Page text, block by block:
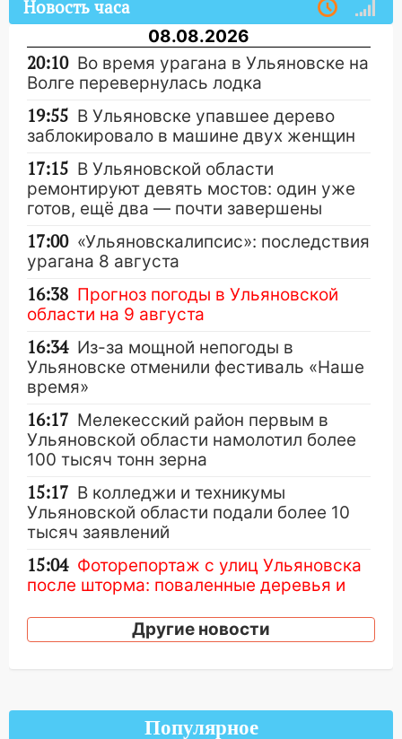
Новость часа
08.08.2026
20:10 Во время урагана в Ульяновске на
Волге перевернулась лодка
19:55 В Ульяновске упавшее дерево
заблокировало в машине двух женщин
17:15 В Ульяновской области
ремонтируют девять мостов: один уже
готов, ещё два — почти завершены
17:00 «Ульяновскалипсис»: последствия
урагана 8 августа
16:38 Прогноз погоды в Ульяновской
области на 9 августа
16:34 Из-за мощной непогоды в
Ульяновске отменили фестиваль «Наше
время»
16:17 Мелекесский район первым в
Ульяновской области намолотил более
100 тысяч тонн зерна
15:17 В колледжи и техникумы
Ульяновской области подали более 10
тысяч заявлений
15:04 Фоторепортаж с улиц Ульяновска
после шторма: поваленные деревья и
14:28 Ураган вырвал остановку на улице
пытаются расчистить ливнёвки, не
дождавшись коммунальщиков
Другие новости
Популярное